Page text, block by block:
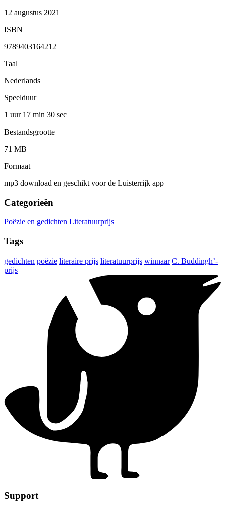
12 augustus 2021
ISBN
9789403164212
Taal
Nederlands
Speelduur
1 uur 17 min 30 sec
Bestandsgrootte
71 MB
Formaat
mp3 download en geschikt voor de Luisterrijk app
Categorieën
Poëzie en gedichten Literatuurprijs
Tags
gedichten poëzie literaire prijs literatuurprijs winnaar C. Buddingh’-
prijs
Support